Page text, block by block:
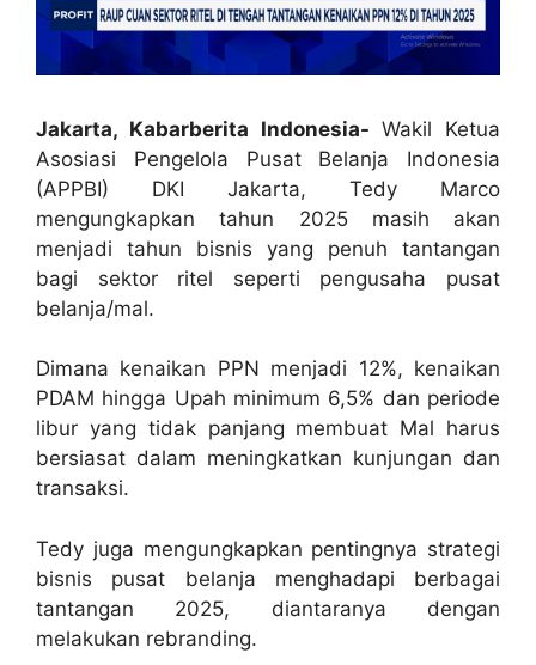
Jakarta, Kabarberita Indonesia- Wakil Ketua
Asosiasi Pengelola Pusat Belanja Indonesia
(APPBI) DKI Jakarta, Tedy Marco
mengungkapkan tahun 2025 masih akan
menjadi tahun bisnis yang penuh tantangan
bagi sektor ritel seperti pengusaha pusat
belanja/mal.
Dimana kenaikan PPN menjadi 12%, kenaikan
PDAM hingga Upah minimum 6,5% dan periode
libur yang tidak panjang membuat Mal harus
bersiasat dalam meningkatkan kunjungan dan
transaksi.
Tedy juga mengungkapkan pentingnya strategi
bisnis pusat belanja menghadapi berbagai
tantangan 2025, diantaranya dengan
melakukan rebranding.